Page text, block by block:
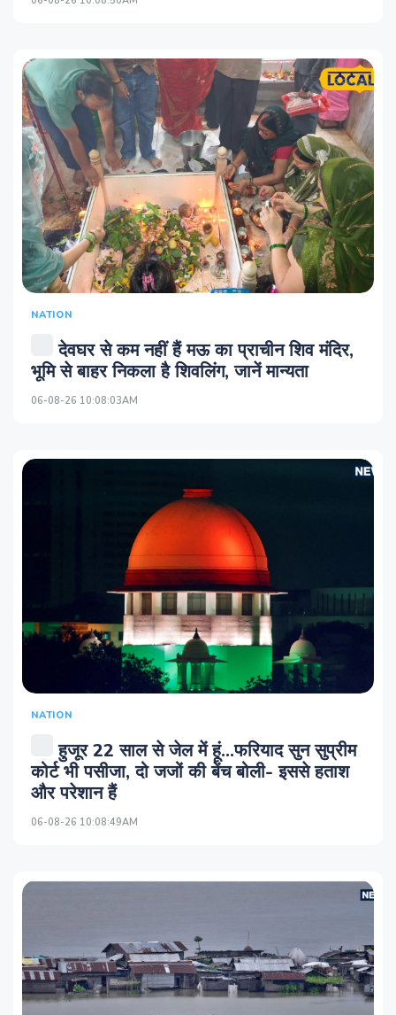
NATION
देवघर से कम नहीं हैं मऊ का प्राचीन शिव मंदिर,
भूमि से बाहर निकला है शिवलिंग, जानें मान्यता
06-08-26 10:08:03AM
NATION
हुजूर 22 साल से जेल में हूं...फरियाद सुन सुप्रीम
कोर्ट भी पसीजा, दो जजों की बेंच बोली- इससे हताश
और परेशान हैं
06-08-26 10:08:49AM